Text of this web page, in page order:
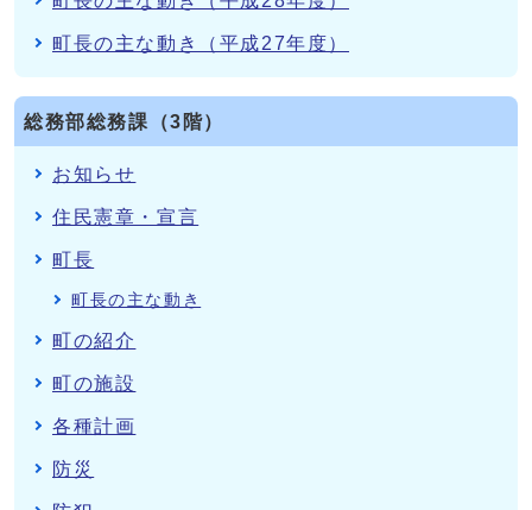
町長の主な動き（平成27年度）
総務部総務課（3階）
お知らせ
住民憲章・宣言
町長
町長の主な動き
町の紹介
町の施設
各種計画
防災